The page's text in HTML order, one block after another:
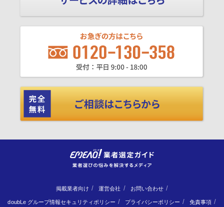
掲載業者向け 運営会社 お問い合わせ
doubLe グループ情報セキュリティポリシー プライバシーポリシー 免責事項